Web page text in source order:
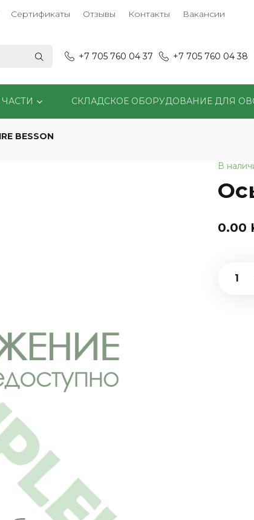
Сертификаты Отзывы Контакты Вакансии
+7 705 760 04 37 +7 705 760 04 38
СКЛАДСКОЕ ОБОРУДОВАНИЕ ДЛЯ
BESSON
В
0.00